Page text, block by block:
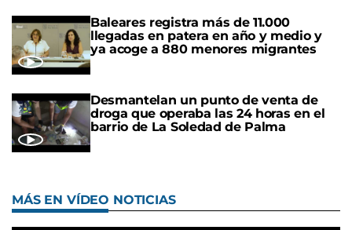
Baleares registra más de 11.000
llegadas en patera en año y medio y
ya acoge a 880 menores migrantes
Desmantelan un punto de venta de
droga que operaba las 24 horas en el
barrio de La Soledad de Palma
MÁS EN VÍDEO NOTICIAS